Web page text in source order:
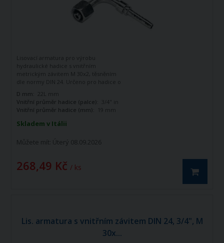
Skladem v Itálii
Můžete mít: Úterý 08.09.2026
268,49 Kč / ks
Lisovací armatura pro výrobu
hydraulické hadice s vnitřním
metrickým závitem M 30x2, těsněním
dle normy DIN 24. Určeno pro hadice o
stupňů.
D mm:
22L mm
Vnitřní průměr hadice (palce):
3/4" in
Vnitřní průměr hadice (mm):
19 mm
Lis. armatura s vnitřním závitem DIN 24, 3/4", M
30x...